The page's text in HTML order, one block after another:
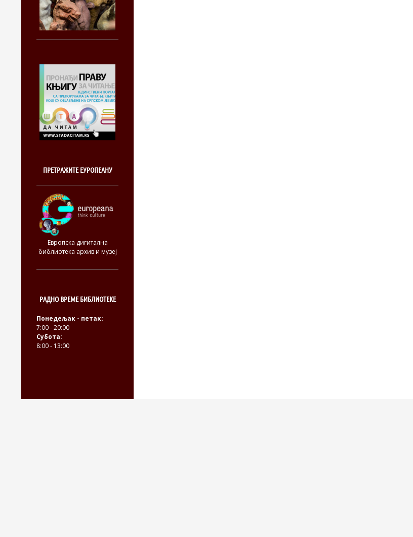
ПРЕТРАЖИТЕ ЕУРОПЕАНУ
Европска дигитална
библиотека архив и музеј
РАДНО ВРЕМЕ БИБЛИОТЕКЕ
Понедељак - петак:
7:00 - 20:00
Субота:
8:00 - 13:00